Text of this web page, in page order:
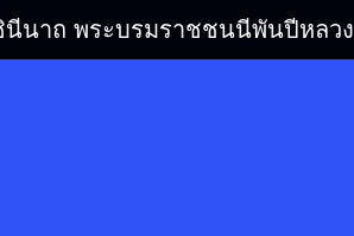
นีนาถ พระบรมราชชนนีพันปีหลวง